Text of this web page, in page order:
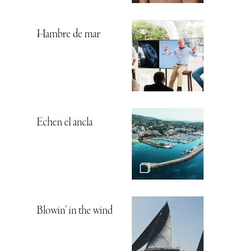
Hambre de mar
Echen el ancla
Blowin’ in the wind